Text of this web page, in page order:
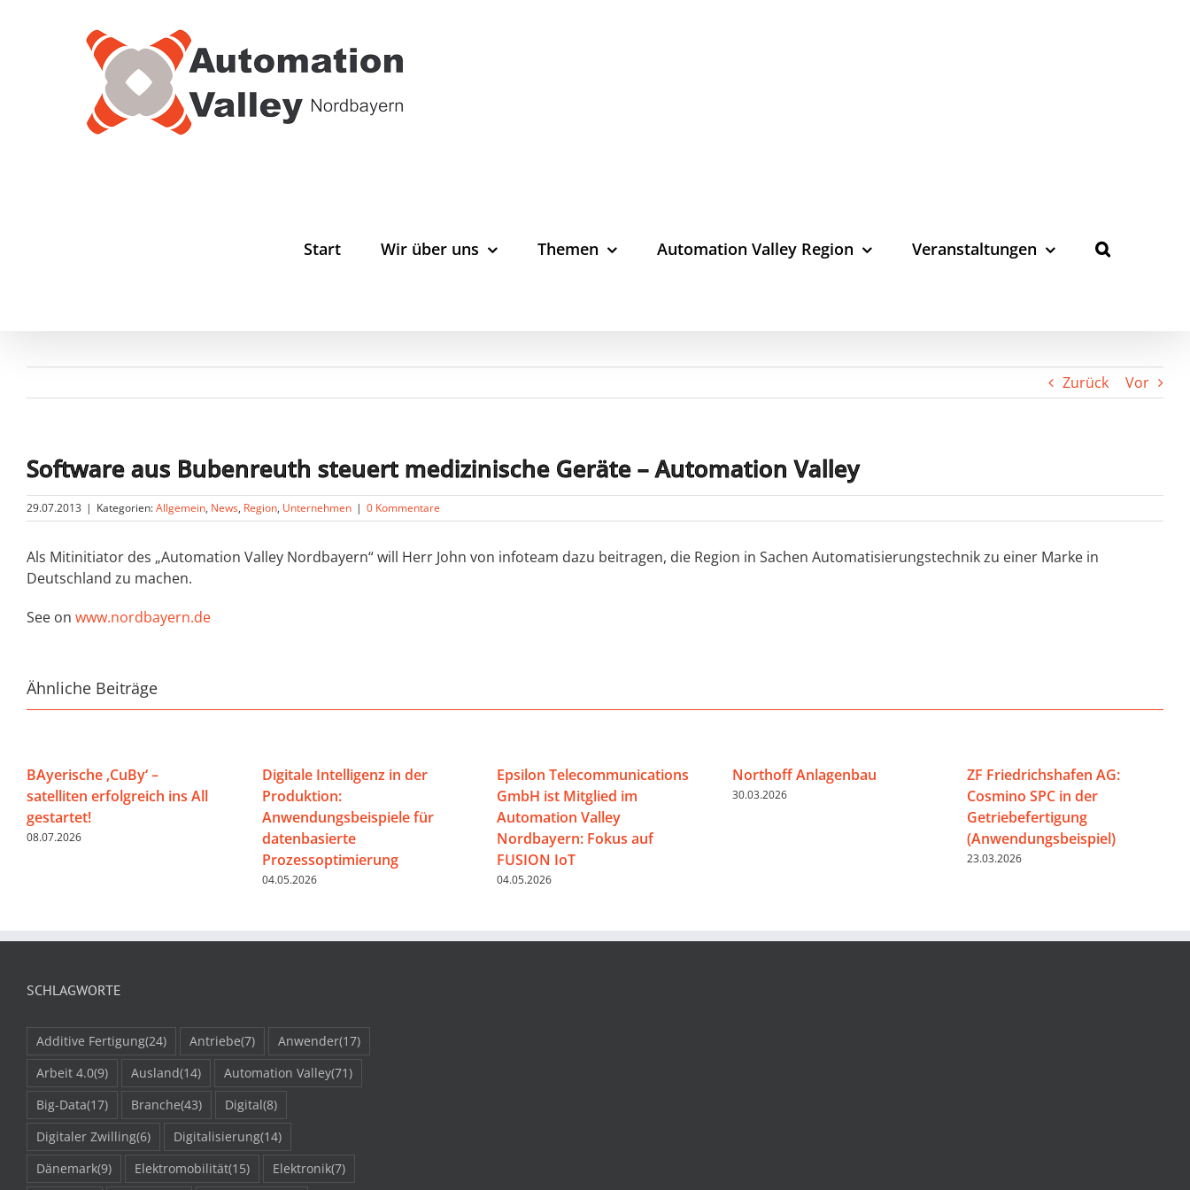
Start Wir über uns Themen Automation Valley Region Veranstaltungen
Zurück Vor
Software aus Bubenreuth steuert medizinische Geräte – Automation Valley
29.07.2013 | Kategorien:Allgemein, News, Region, Unternehmen | 0 Kommentare
Als Mitinitiator des „Automation Valley Nordbayern“ will Herr John von infoteam dazu beitragen, die Region in Sachen Automatisierungstechnik zu einer Marke in
Deutschland zu machen.
See on www.nordbayern.de
Ähnliche Beiträge
BAyerische ‚CuBy‘ –
satelliten erfolgreich ins All
gestartet!
08.07.2026
Digitale Intelligenz in der
Produktion:
Anwendungsbeispiele für
datenbasierte
Prozessoptimierung
04.05.2026
Epsilon Telecommunications
GmbH ist Mitglied im
Automation Valley
Nordbayern: Fokus auf
FUSION IoT
04.05.2026
Northoff Anlagenbau
30.03.2026
ZF Friedrichshafen AG:
Cosmino SPC in der
Getriebefertigung
(Anwendungsbeispiel)
23.03.2026
SCHLAGWORTE
Additive Fertigung(24) Antriebe(7) Anwender(17)
Arbeit 4.0(9) Ausland(14) Automation Valley(71)
Big-Data(17) Branche(43) Digital(8)
Digitaler Zwilling(6) Digitalisierung(14)
Dänemark(9) Elektromobilität(15) Elektronik(7)